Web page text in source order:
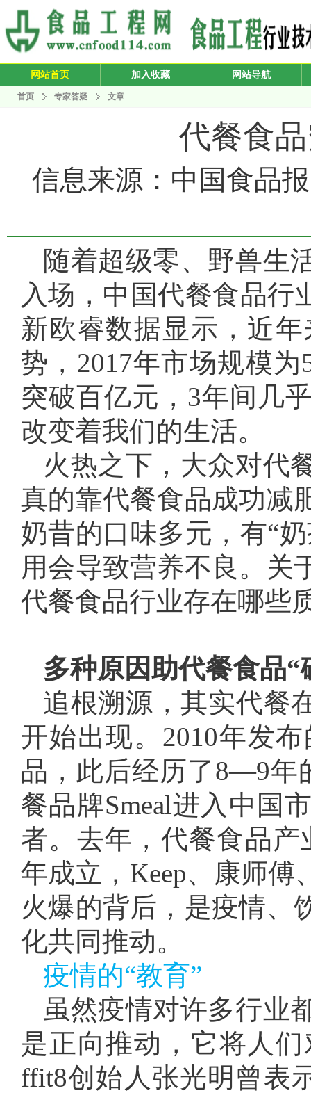
网站首页 加入收藏 网站导航
首页 专家答疑 文章
代餐食
信息来源：中国食品
随着超级零、野兽生
入场，中国代餐食品行
新欧睿数据显示，近
势，2017年市场规模
突破百亿元，3年间几
改变着我们的生活。
火热之下，大众对代
真的靠代餐食品成功减
奶昔的口味多元，有“
用会导致营养不良。关
代餐食品行业存在哪些
多种原因助代餐食品“
追根溯源，其实代餐
开始出现。2010年发
品，此后经历了8—9年
餐品牌Smeal进入中国
者。去年，代餐食品产
年成立，Keep、康师
火爆的背后，是疫情、
化共同推动。
疫情的“教育”
虽然疫情对许多行业
是正向推动，它将人
ffit8创始人张光明曾表